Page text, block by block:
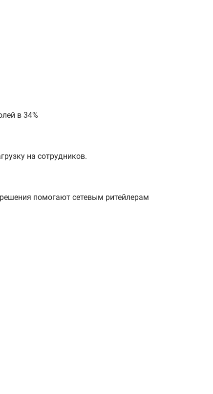
в 34%
на сотрудников.
помогают сетевым ритейлерам